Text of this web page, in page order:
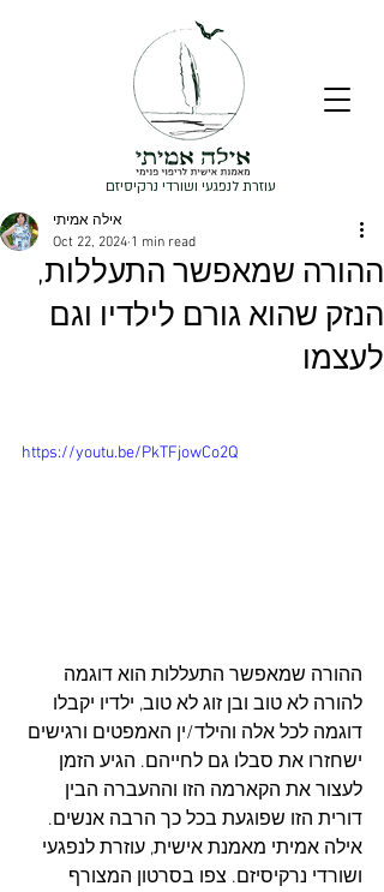
עוזרת לנפגעי ושורדי נרקיסיזם
ההורה שמאפשר התעללות,
הנזק שהוא גורם לילדיו וגם
לעצמו
אילה אמיתי
Oct 22, 2024 1 min read
https://youtu.be/PkTFjowCo2Q
ההורה שמאפשר התעללות הוא דוגמה
להורה לא טוב ובן זוג לא טוב, ילדיו יקבלו
דוגמה לכל אלה והילד/ין האמפטים ורגישים
ישחזרו את סבלו גם לחייהם. הגיע הזמן
לעצור את הקארמה הזו וההעברה הבין
דורית הזו שפוגעת בכל כך הרבה אנשים.
אילה אמיתי מאמנת אישית, עוזרת לנפגעי
ושורדי נרקיסיזם. צפו בסרטון המצורף